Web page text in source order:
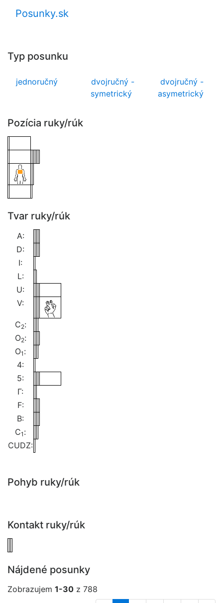
Posunky.sk
Typ posunku
jednoručný
dvojručný -
symetrický
dvojručný -
asymetrický
Pozícia ruky/rúk
Tvar ruky/rúk
A:
D:
I:
L:
U:
V:
C2:
O2:
O1 :
4:
5:
Γ:
F:
B:
C1 :
CUDZ:
Pohyb ruky/rúk
Kontakt ruky/rúk
Nájdené posunky
Zobrazujem 1-30 z 788